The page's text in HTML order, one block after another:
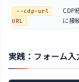
--cdp-url
URL
CDP
に接
実践：フォーム